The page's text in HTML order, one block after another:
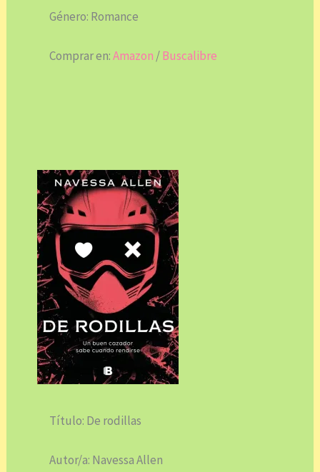
Género: Romance
Comprar en:Amazon /Buscalibre
Título: De rodillas
Autor/a: Navessa Allen